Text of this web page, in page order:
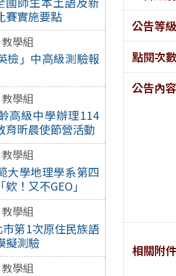
賽實施要點
教學組
檢」中高級測驗報
教學組
高級中學辦理114
育昕晨使節營活動
教學組
大學地理學系第四
！又不GEO」
教學組
第1次原住民族語
擬測驗
教學組
公告等級
點閱次數
公告內容
相關附件